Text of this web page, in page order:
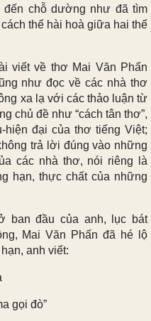
chỗ dường như đã tìm
thế hài hoà giữa hai thế
viết về thơ Mai Văn Phấn
như đọc về các nhà thơ
xa lạ với các thảo luận từ
chủ đề như “cách tân thơ”,
hiện đại của thơ tiếng Việt;
trả lời đúng vào những
các nhà thơ, nói riêng là
hạn, thực chất của những
ban đầu của anh, lục bát
Mai Văn Phấn đã hé lộ
anh viết:
gọi đò”